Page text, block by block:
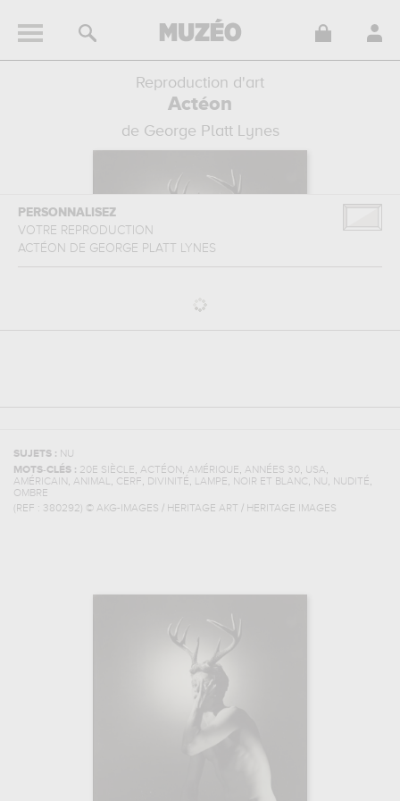
Reproduction d'art
Actéon
de George Platt Lynes
PERSONNALISEZ
VOTRE REPRODUCTION
ACTÉON DE GEORGE PLATT LYNES
SUJETS : NU
MOTS-CLÉS : 20E SIÈCLE, ACTÉON , AMÉRIQUE, ANNÉES 30, USA,
AMÉRICAIN , ANIMAL, CERF, DIVINITÉ, LAMPE, NOIR ET BLANC , NU, NUDITÉ,
OMBRE
(REF : 380292) © AKG-IMAGES / HERITAGE ART / HERITAGE IMAGES